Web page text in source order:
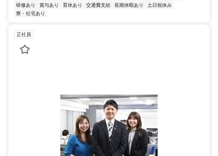
研修あり
賞与あり 育休あり 交通費支給 長期休暇あり
土日祝休み
寮・社宅あり
正社員